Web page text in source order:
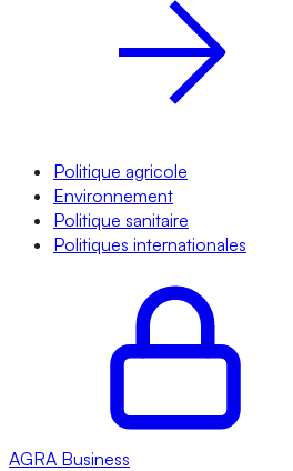
Politique agricole
Environnement
Politique sanitaire
Politiques internationales
AGRA Business